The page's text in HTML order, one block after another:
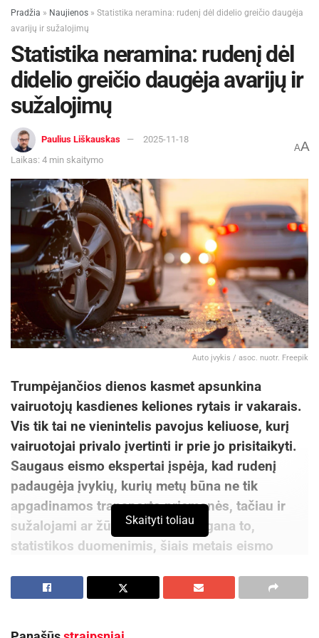
Pradžia » Naujienos » Statistika neramina: rudenį dėl didelio greičio daugėja
avarijų ir sužalojimų
Statistika neramina: rudenį dėl
didelio greičio daugėja avarijų ir
sužalojimų
Paulius Liškauskas
2025-11-18
Laikas: 4 min skaitymo
AA
Auto įvykis / asoc. nuotr. Freepik
Trumpėjančios dienos kasmet apsunkina
vairuotojų kasdienes keliones rytais ir vakarais.
Vis tik tai ne vienintelis pavojus keliuose, kurį
vairuotojai privalo įvertinti ir prie jo prisitaikyti.
Saugaus eismo ekspertai įspėja, kad rudenį
padaugėja įvykių, kurių metų būna ne tik
apgadinamos transporto priemonės, tačiau ir
sužalojami ar žūsta žmonės. Negana to,
statistikos duomenimis, šiais metais eismo
tad ekspertai įvardijo, ką vairuotojai turėtų
Skaityti toliau